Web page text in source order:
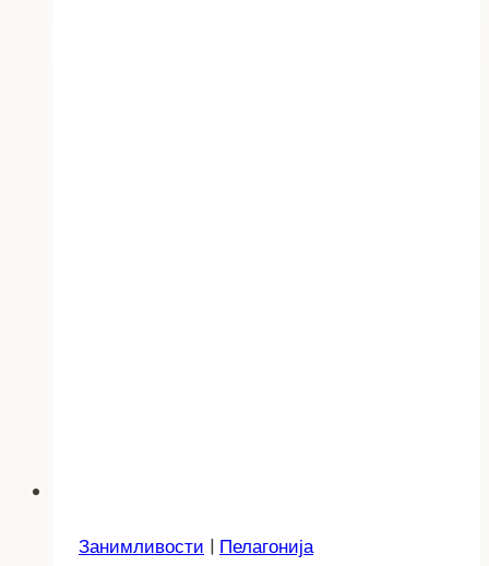
Занимливости | Пелагонија